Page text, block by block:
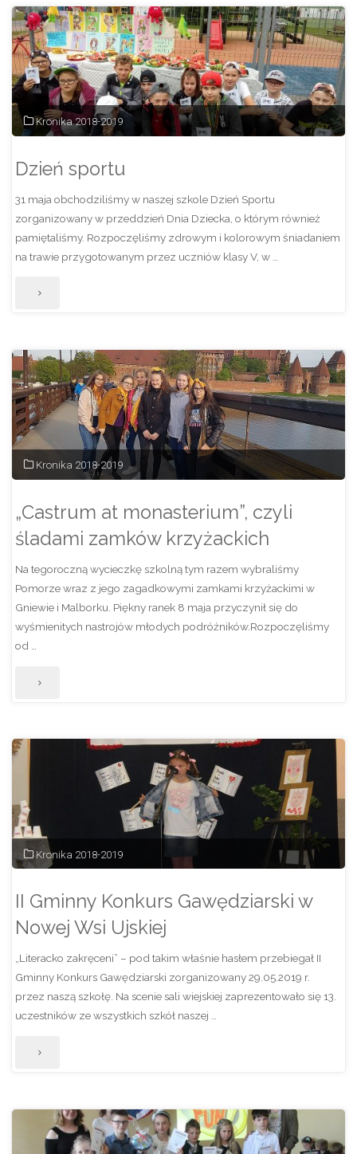
do
Lubnicy"
Kronika 2018-2019
Dzień sportu
31 maja obchodziliśmy w naszej szkole Dzień Sportu
zorganizowany w przeddzień Dnia Dziecka, o którym również
pamiętaliśmy. Rozpoczęliśmy zdrowym i kolorowym śniadaniem
na trawie przygotowanym przez uczniów klasy V, w …
"Dzień
Kronika 2018-2019
„Castrum at monasterium”, czyli
śladami zamków krzyżackich
Na tegoroczną wycieczkę szkolną tym razem wybraliśmy
Pomorze wraz z jego zagadkowymi zamkami krzyżackimi w
Gniewie i Malborku. Piękny ranek 8 maja przyczynił się do
wyśmienitych nastrojów młodych podróżników.Rozpoczęliśmy
od …
"„Castrum
monasterium”,
śladami
zamków
krzyżackich"
Kronika 2018-2019
II Gminny Konkurs Gawędziarski w
Nowej Wsi Ujskiej
„Literacko zakręceni” – pod takim właśnie hasłem przebiegał II
Gminny Konkurs Gawędziarski zorganizowany 29.05.2019 r.
przez naszą szkołę. Na scenie sali wiejskiej zaprezentowało się 13.
uczestników ze wszystkich szkół naszej …
"II
Konkurs
Gawędziarski